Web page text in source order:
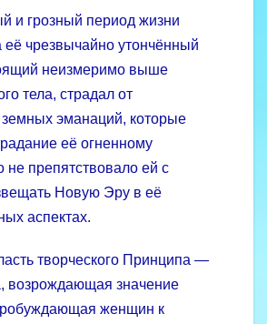
и грозный период жизни
её чрезвычайно утончённый
неизмеримо выше
тела, страдал от
эманаций, которые
её огненному
не препятствовало ей с
Новую Эру в её
аспектах.
творческого Принципа —
возрождающая значение
женщин к